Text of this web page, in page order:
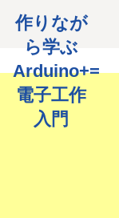
作りなが
ら学ぶ
Arduino+=
電子工作
入門